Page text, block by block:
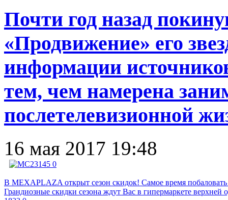
Почти год назад
«Продвижение» его
информации
тем, чем намерена
послетелевизионной
16 мая 2017 19:48
3145 0
В MEXAPLAZA открыт сезон скидок! Самое время
Грандиозные скидки сезона ждут Вас в гипермаркете